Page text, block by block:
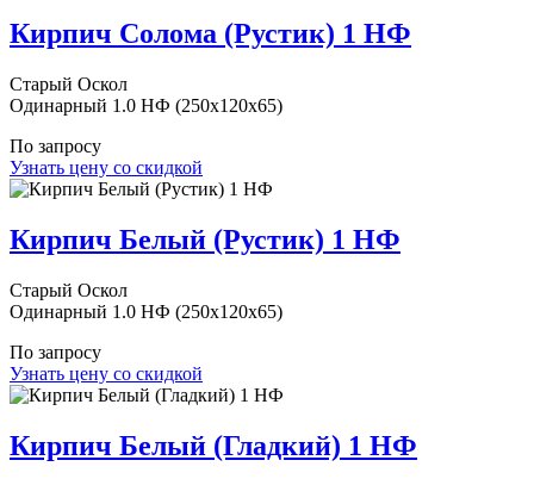
Кирпич Солома (Рустик) 1 НФ
Старый Оскол
Одинарный 1.0 НФ (250x120x65)
По запросу
Узнать цену со скидкой
Кирпич Белый (Рустик) 1 НФ
Старый Оскол
Одинарный 1.0 НФ (250x120x65)
По запросу
Узнать цену со скидкой
Кирпич Белый (Гладкий) 1 НФ